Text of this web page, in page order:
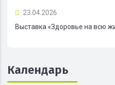
23.04.2026
Выставка «Здоровье на всю
Календарь